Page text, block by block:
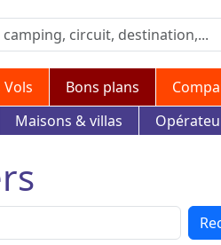
Vols Bons plans
Maisons & villas